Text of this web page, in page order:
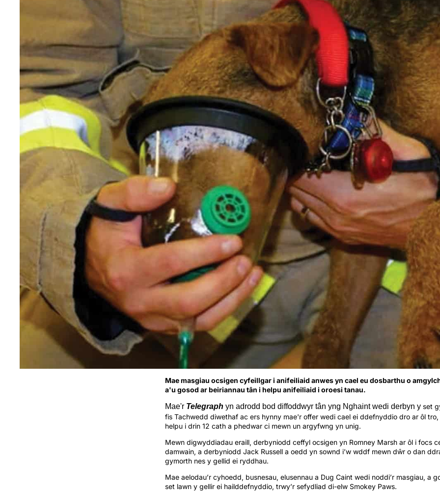
Mae masgiau ocsigen cyfeillgar i anifeiliaid anwes yn cael eu dosbarthu o
a'u gosod ar beiriannau tân i helpu anifeiliaid i oroesi tanau.
Mae'r Telegraph yn adrodd bod diffoddwyr tân yng Nghaint wedi derbyn y set
fis Tachwedd diwethaf ac ers hynny mae'r offer wedi cael ei ddefnyddio dro ar ôl
helpu i drin 12 cath a phedwar ci mewn un argyfwng yn unig.
Mewn digwyddiadau eraill, derbyniodd ceffyl ocsigen yn Romney Marsh ar ôl i focs
damwain, a derbyniodd Jack Russell a oedd yn sownd i’w wddf mewn dŵr o dan
gymorth nes y gellid ei ryddhau.
Mae aelodau’r cyhoedd, busnesau, elusennau a Dug Caint wedi noddi’r masgiau, a
set lawn y gellir ei hailddefnyddio, trwy’r sefydliad di-elw Smokey Paws.